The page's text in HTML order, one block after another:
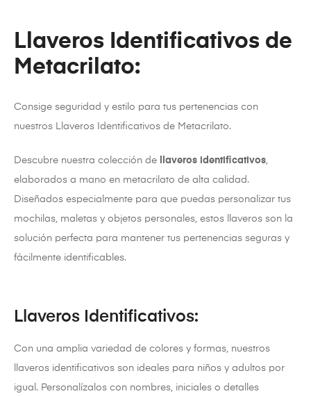
Llaveros Identificativos de
Metacrilato:
Consige seguridad y estilo para tus pertenencias con
nuestros Llaveros Identificativos de Metacrilato.
Descubre nuestra colección de llaveros identificativos,
elaborados a mano en metacrilato de alta calidad.
Diseñados especialmente para que puedas personalizar tus
mochilas, maletas y objetos personales, estos llaveros son la
solución perfecta para mantener tus pertenencias seguras y
fácilmente identificables.
Llaveros Identificativos:
Con una amplia variedad de colores y formas, nuestros
llaveros identificativos son ideales para niños y adultos por
igual. Personalízalos con nombres, iniciales o detalles